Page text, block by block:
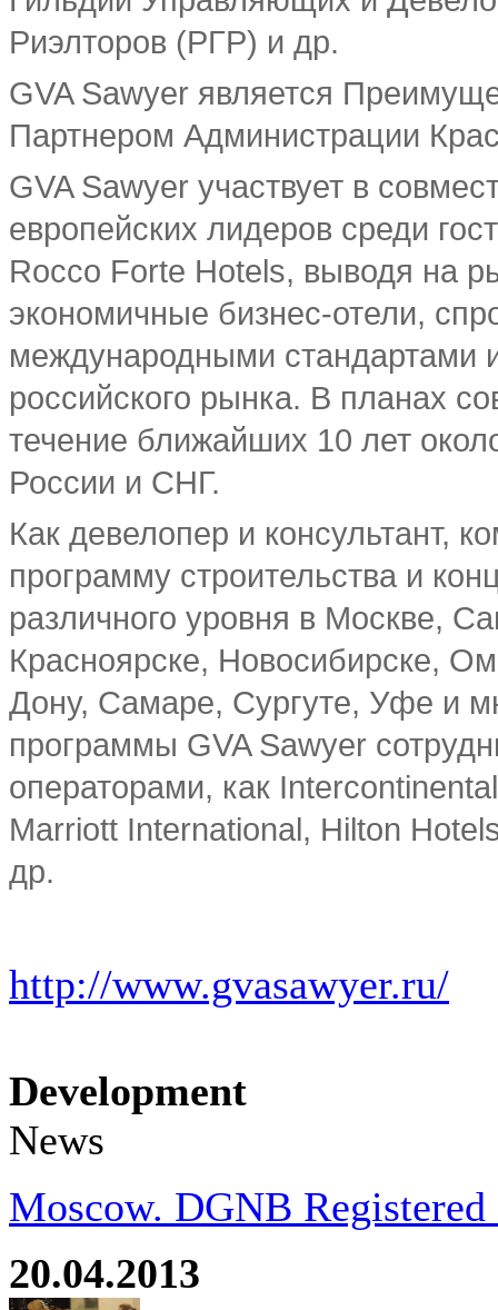
Риэлторов (РГР) и др.
GVA Sawyer является
Партнером Администрации
GVA Sawyer участвует в
европейских лидеров среди
Rocco Forte Hotels, выводя на
экономичные бизнес-отели,
международными стандартами
российского рынка. В планах
течение ближайших 10 лет
России и СНГ.
Как девелопер и консультант,
программу строительства и
различного уровня в Москве,
Красноярске, Новосибирске,
Дону, Самаре, Сургуте, Уфе и
программы GVA Sawyer
операторами, как
Marriott International, Hilton
др.
http://www.gvasawyer.ru/
Development
News
Moscow. DGNB
20.04.2013